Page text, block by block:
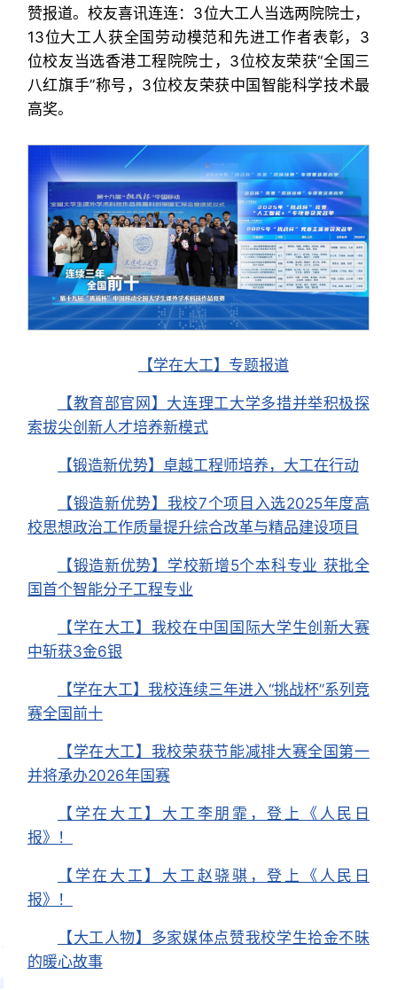
赞报道。校友喜讯连连：3位大工人当选两院院士，
13位大工人获全国劳动模范和先进工作者表彰，3
位校友当选香港工程院院士，3位校友荣获“全国三
八红旗手”称号，3位校友荣获中国智能科学技术最
高奖。
【学在大工】专题报道
【教育部官网】大连理工大学多措并举积极探
索拔尖创新人才培养新模式
【锻造新优势】卓越工程师培养，大工在行动
【锻造新优势】我校7个项目入选2025年度高
校思想政治工作质量提升综合改革与精品建设项目
【锻造新优势】学校新增5个本科专业 获批全
国首个智能分子工程专业
【学在大工】我校在中国国际大学生创新大赛
中斩获3金6银
【学在大工】我校连续三年进入“挑战杯”系列竞
赛全国前十
【学在大工】我校荣获节能减排大赛全国第一
并将承办2026年国赛
【学在大工】大工李朋霏，登上《人民日
报》！
【学在大工】大工赵骁骐，登上《人民日
报》！
【大工人物】多家媒体点赞我校学生拾金不昧
的暖心故事